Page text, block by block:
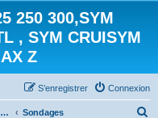
250 300,SYM
, SYM CRUISYM
Z
Connexion
S’enregistrer
Bienvenue sur le forum des scooters de la gamme SYM Sondages